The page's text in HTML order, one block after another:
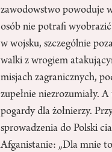
zawodowstwo powoduje
osób nie potrafi
w wojsku, szczególnie
walki z wrogiem
misjach zagranicznych,
zupełnie niezrozumiały.
pogardy dla żołnierzy.
sprowadzenia do Polski
Afganistanie: „Dla mnie